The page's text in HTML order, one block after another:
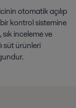
otomatik açılıp
kontrol sistemine
inceleme ve
süt ürünleri